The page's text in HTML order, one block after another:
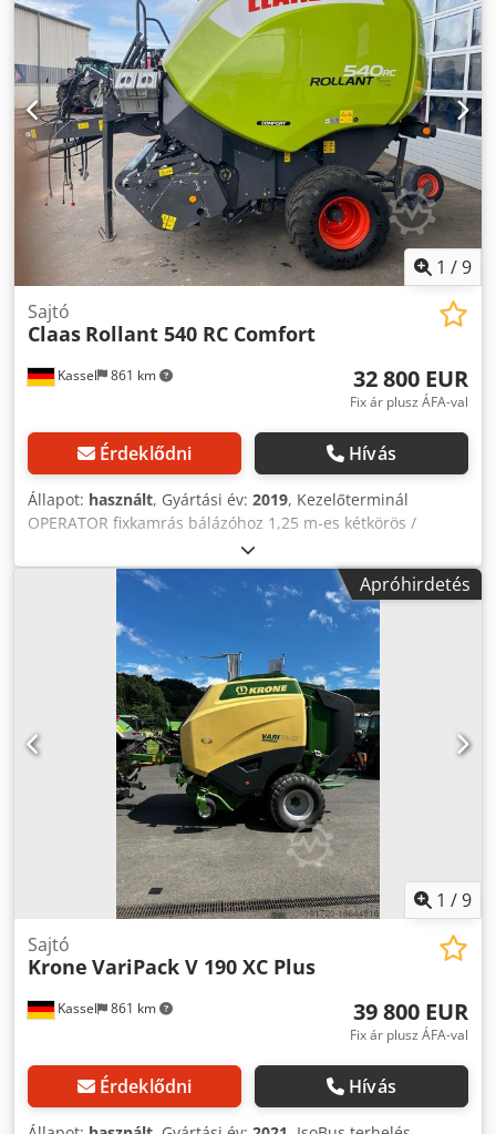
1 /9
Kassel 861 km
Sajtó
Claas Rollant 540 RC Comfort
32 800 EUR
Fix ár plusz ÁFA-val
Érdeklődni Hívás
Állapot: használt, Gyártási év: 2019, Kezelőterminál
OPERATOR fixkamrás bálázóhoz 1,25 m-es kétkörös /
sűrített levegős fékrendszerrel Gumiabroncsok: 500/50 - 17
Pick-up görgős leszorítóval / Bemeneti hajtómű 1.000
ford/perc Chedpfx Abotia Dfoxoa
Apróhirdetés
1 /9
Kassel 861 km
Sajtó
Krone VariPack V 190 XC Plus
39 800 EUR
Fix ár plusz ÁFA-val
Érdeklődni Hívás